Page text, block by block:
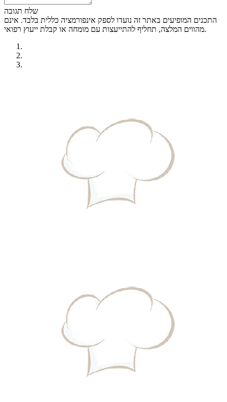
שלח תגובה
התכנים המופיעים באתר זה נועדו לספק אינפורמציה כללית בלבד. אינם
מהווים המלצה, תחליף להתייעצות עם מומחה או קבלת ייעוץ רפואי.